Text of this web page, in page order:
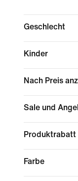
Geschlecht
Kinder
Nach Preis
Sale und
Produktrabatt
Farbe